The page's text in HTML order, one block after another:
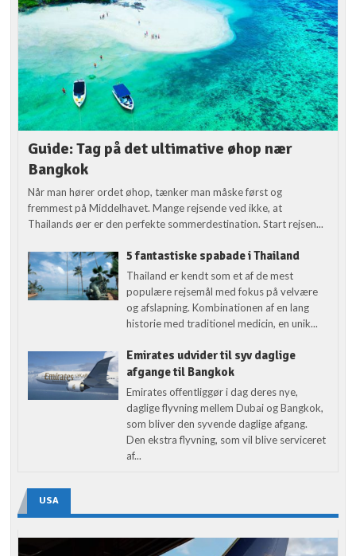
Guide: Tag på det ultimative øhop nær
Bangkok
Når man hører ordet øhop, tænker man måske først og
fremmest på Middelhavet. Mange rejsende ved ikke, at
Thailands øer er den perfekte sommerdestination. Start rejsen...
5 fantastiske spabade i Thailand
Thailand er kendt som et af de mest
populære rejsemål med fokus på velvære
og afslapning. Kombinationen af en lang
historie med traditionel medicin, en unik...
Emirates udvider til syv daglige
afgange til Bangkok
Emirates offentliggør i dag deres nye,
daglige flyvning mellem Dubai og Bangkok,
som bliver den syvende daglige afgang.
Den ekstra flyvning, som vil blive serviceret
af...
USA